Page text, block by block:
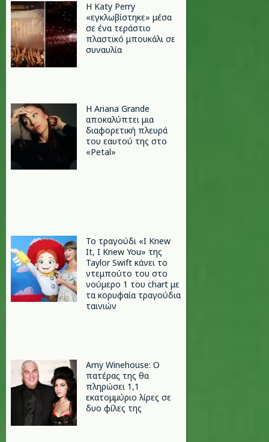
H Katy Perry
«εγκλωβίστηκε» μέσα
σε ένα τεράστιο
πλαστικό μπουκάλι σε
συναυλία
Η Ariana Grande
αποκαλύπτει μια
διαφορετική πλευρά
του εαυτού της στο
«Petal»
Το τραγούδι «I Knew
It, I Knew You» της
Taylor Swift κάνει το
ντεμπούτο του στο
νούμερο 1 του chart με
τα κορυφαία τραγούδια
ταινιών
Amy Winehouse: Ο
πατέρας της θα
πληρώσει 1,1
εκατομμύριο λίρες σε
δυο φίλες της